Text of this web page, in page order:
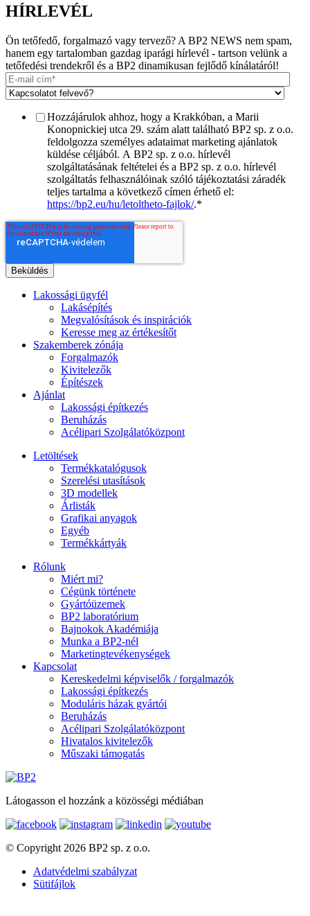
HÍRLEVÉL
Ön tetőfedő, forgalmazó vagy tervező? A BP2 NEWS nem spam,
hanem egy tartalomban gazdag iparági hírlevél - tartson velünk a
tetőfedési trendekről és a BP2 dinamikusan fejlődő kínálatáról!
Hozzájárulok ahhoz, hogy a Krakkóban, a Marii
Konopnickiej utca 29. szám alatt található BP2 sp. z o.o.
feldolgozza személyes adataimat marketing ajánlatok
küldése céljából. A BP2 sp. z o.o. hírlevél
szolgáltatásának feltételei és a BP2 sp. z o.o. hírlevél
szolgáltatás felhasználóinak szóló tájékoztatási záradék
teljes tartalma a következő címen érhető el:
https://bp2.eu/hu/letoltheto-fajlok/.*
Lakossági ügyfél
Lakásépítés
Megvalósítások és inspirációk
Keresse meg az értékesítőt
Szakemberek zónája
Forgalmazók
Kivitelezők
Építészek
Ajánlat
Lakossági építkezés
Beruházás
Acélipari Szolgálatóközpont
Letöltések
Termékkatalógusok
Szerelési utasítások
3D modellek
Árlisták
Grafikai anyagok
Egyéb
Termékkártyák
Rólunk
Miért mi?
Cégünk története
Gyártóüzemek
BP2 laboratórium
Bajnokok Akadémiája
Munka a BP2-nél
Marketingtevékenységek
Kapcsolat
Kereskedelmi képviselők / forgalmazók
Lakossági építkezés
Moduláris házak gyártói
Beruházás
Acélipari Szolgálatóközpont
Hivatalos kivitelezők
Műszaki támogatás
Látogasson el hozzánk a közösségi médiában
© Copyright 2026 BP2 sp. z o.o.
Adatvédelmi szabályzat
Sütifájlok